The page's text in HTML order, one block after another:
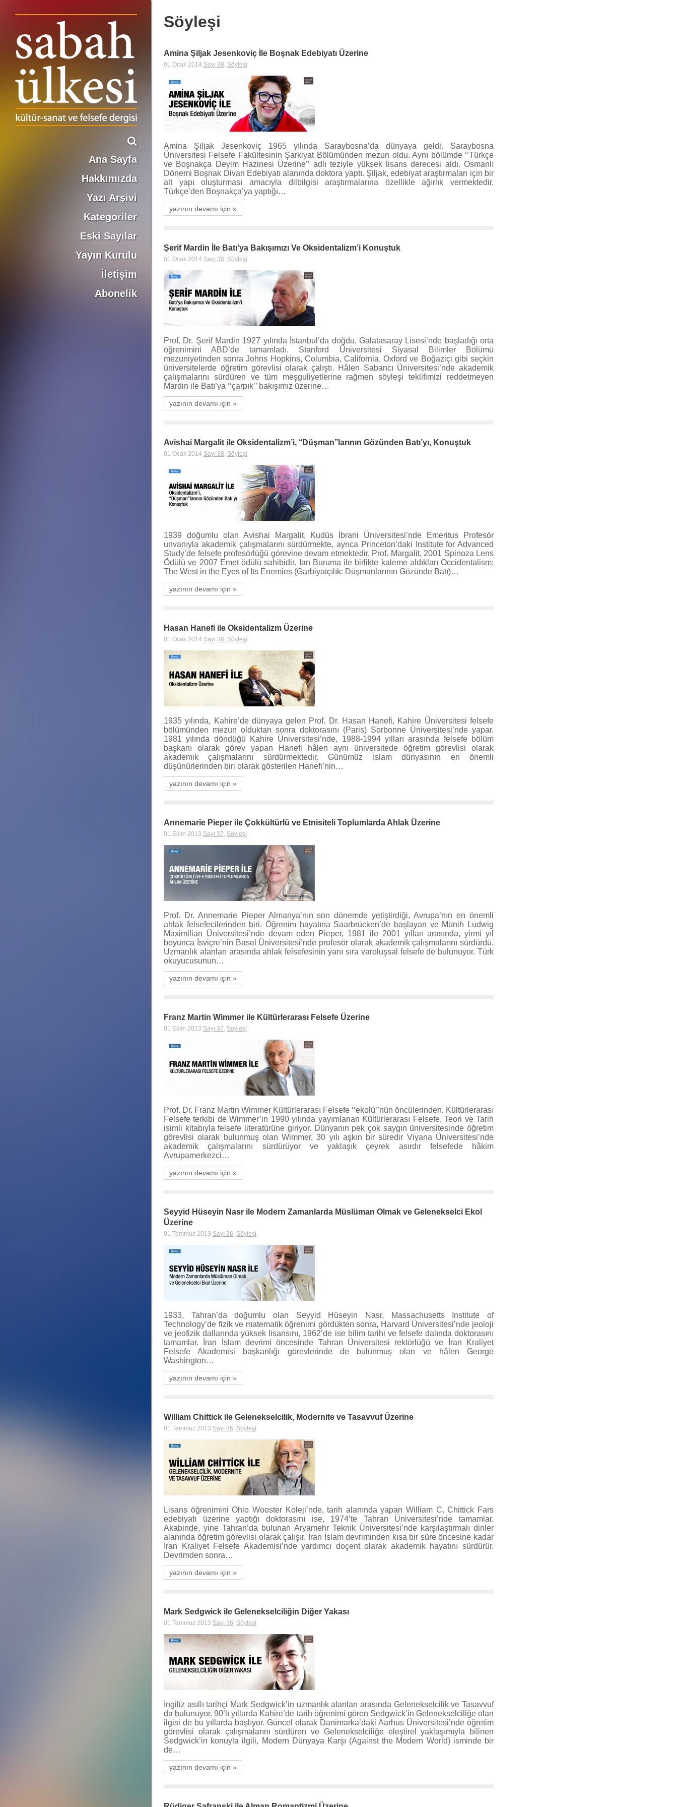
Ana Sayfa
Hakkımızda
Yazı Arşivi
Kategoriler
Eski Sayılar
Yayın Kurulu
İletişim
Abonelik
Söyleşi
Amina Şiljak Jesenkoviç İle Boşnak Edebiyatı Üzerine
01 Ocak 2014 Sayı 38, Söyleşi
Amina Şiljak Jesenkoviç 1965 yılında Saraybosna’da dünyaya geldi. Saraybosna
Üniversitesi Felsefe Fakültesinin Şarkiyat Bölümünden mezun oldu. Aynı bölümde ‘‘Türkçe
ve Boşnakça Deyim Hazinesi Üzerine’’ adlı teziyle yüksek lisans derecesi aldı. Osmanlı
Dönemi Boşnak Divan Edebiyatı alanında doktora yaptı. Şiljak, edebiyat araştırmaları için bir
alt yapı oluşturması amacıyla dilbilgisi araştırmalarına özellikle ağırlık vermektedir.
Türkçe’den Boşnakça’ya yaptığı…
yazının devamı için »
Şerif Mardin İle Batı’ya Bakışımızı Ve Oksidentalizm’i Konuştuk
01 Ocak 2014 Sayı 38, Söyleşi
Prof. Dr. Şerif Mardin 1927 yılında İstanbul’da doğdu. Galatasaray Lisesi’nde başladığı orta
öğrenimini ABD’de tamamladı. Stanford Üniversitesi Siyasal Bilimler Bölümü
mezuniyetinden sonra Johns Hopkins, Columbia, California, Oxford ve Boğaziçi gibi seçkin
üniversitelerde öğretim görevlisi olarak çalıştı. Hâlen Sabancı Üniversitesi’nde akademik
çalışmalarını sürdüren ve tüm meşguliyetlerine rağmen söyleşi teklifimizi reddetmeyen
Mardin ile Batı’ya ‘‘çarpık’’ bakışımız üzerine…
yazının devamı için »
Avishai Margalit ile Oksidentalizm’i, ‘‘Düşman’’larının Gözünden Batı’yı, Konuştuk
01 Ocak 2014 Sayı 38, Söyleşi
1939 doğumlu olan Avishai Margalit, Kudüs İbrani Üniversitesi’nde Emeritus Profesör
unvanıyla akademik çalışmalarını sürdürmekte, ayrıca Princeton’daki Institute for Advanced
Study’de felsefe profesörlüğü görevine devam etmektedir. Prof. Margalit, 2001 Spinoza Lens
Ödülü ve 2007 Emet ödülü sahibidir. Ian Buruma ile birlikte kaleme aldıkları Occidentalism:
The West in the Eyes of Its Enemies (Garbiyatçılık: Düşmanlarının Gözünde Batı)…
yazının devamı için »
Hasan Hanefi ile Oksidentalizm Üzerine
01 Ocak 2014 Sayı 38, Söyleşi
1935 yılında, Kahire’de dünyaya gelen Prof. Dr. Hasan Hanefi, Kahire Üniversitesi felsefe
bölümünden mezun olduktan sonra doktorasını (Paris) Sorbonne Üniversitesi’nde yapar.
1981 yılında döndüğü Kahire Üniversitesi’nde, 1988-1994 yılları arasında felsefe bölüm
başkanı olarak görev yapan Hanefi hâlen aynı üniversitede öğretim görevlisi olarak
akademik çalışmalarını sürdürmektedir. Günümüz İslam dünyasının en önemli
düşünürlerinden biri olarak gösterilen Hanefi’nin…
yazının devamı için »
Annemarie Pieper ile Çokkültürlü ve Etnisiteli Toplumlarda Ahlak Üzerine
01 Ekim 2013 Sayı 37, Söyleşi
Prof. Dr. Annemarie Pieper Almanya’nın son dönemde yetiştirdiği, Avrupa’nın en önemli
ahlak felsefecilerinden biri. Öğrenim hayatına Saarbrücken’de başlayan ve Münih Ludwig
Maximilian Üniversitesi’nde devam eden Pieper, 1981 ile 2001 yılları arasında, yirmi yıl
boyunca İsviçre’nin Basel Üniversitesi’nde profesör olarak akademik çalışmalarını sürdürdü.
Uzmanlık alanları arasında ahlak felsefesinin yanı sıra varoluşsal felsefe de bulunuyor. Türk
okuyucusunun…
yazının devamı için »
Franz Martin Wimmer ile Kültürlerarası Felsefe Üzerine
01 Ekim 2013 Sayı 37, Söyleşi
Prof. Dr. Franz Martin Wimmer Kültürlerarası Felsefe ‘‘ekolü’’nün öncülerinden. Kültürlerarası
Felsefe terkibi de Wimmer’in 1990 yılında yayımlanan Kültürlerarası Felsefe, Teori ve Tarih
isimli kitabıyla felsefe literatürüne giriyor. Dünyanın pek çok saygın üniversitesinde öğretim
görevlisi olarak bulunmuş olan Wimmer, 30 yılı aşkın bir süredir Viyana Üniversitesi’nde
akademik çalışmalarını sürdürüyor ve yaklaşık çeyrek asırdır felsefede hâkim
Avrupamerkezci…
yazının devamı için »
Seyyid Hüseyin Nasr ile Modern Zamanlarda Müslüman Olmak ve Gelenekselci Ekol
Üzerine
01 Temmuz 2013 Sayı 36, Söyleşi
1933, Tahran’da doğumlu olan Seyyid Hüseyin Nasr, Massachusetts Institute of
Technology’de fizik ve matematik öğrenimi gördükten sonra, Harvard Üniversitesi’nde jeoloji
ve jeofizik dallarında yüksek lisansını, 1962’de ise bilim tarihi ve felsefe dalında doktorasını
tamamlar. İran İslam devrimi öncesinde Tahran Üniversitesi rektörlüğü ve İran Kraliyet
Felsefe Akademisi başkanlığı görevlerinde de bulunmuş olan ve hâlen George
Washington…
yazının devamı için »
William Chittick ile Gelenekselcilik, Modernite ve Tasavvuf Üzerine
01 Temmuz 2013 Sayı 36, Söyleşi
Lisans öğrenimini Ohio Wooster Koleji’nde, tarih alanında yapan William C. Chittick Fars
edebiyatı üzerine yaptığı doktorasını ise, 1974’te Tahran Üniversitesi’nde tamamlar.
Akabinde, yine Tahran’da bulunan Aryamehr Teknik Üniversitesi’nde karşılaştırmalı dinler
alanında öğretim görevlisi olarak çalışır. İran İslam devriminden kısa bir süre öncesine kadar
İran Kraliyet Felsefe Akademisi’nde yardımcı doçent olarak akademik hayatını sürdürür.
Devrimden sonra…
yazının devamı için »
Mark Sedgwick ile Gelenekselciliğin Diğer Yakası
01 Temmuz 2013 Sayı 36, Söyleşi
İngiliz asıllı tarihçi Mark Sedgwick’in uzmanlık alanları arasında Gelenekselcilik ve Tasavvuf
da bulunuyor. 90’lı yıllarda Kahire’de tarih öğrenimi gören Sedgwick’in Gelenekselciliğe olan
ilgisi de bu yıllarda başlıyor. Güncel olarak Danimarka’daki Aarhus Üniversitesi’nde öğretim
görevlisi olarak çalışmalarını sürdüren ve Gelenekselciliğe eleştirel yaklaşımıyla bilinen
Sedgwick’in konuyla ilgili, Modern Dünyaya Karşı (Against the Modern World) isminde bir
de…
yazının devamı için »